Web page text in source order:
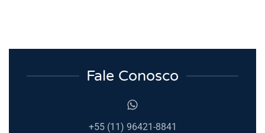
Fale Conosco
+55 (11) 96421-8841